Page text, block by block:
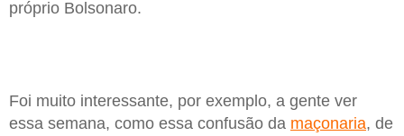
próprio Bolsonaro.
Foi muito interessante, por exemplo, a gente ver
essa semana, como essa confusão da maçonaria, de